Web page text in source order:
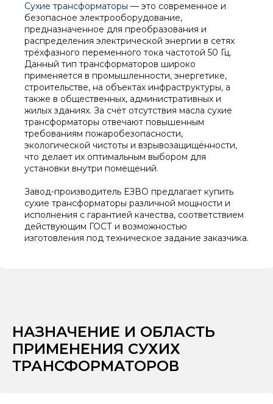
Сухие трансформаторы — это современное и
безопасное электрооборудование,
предназначенное для преобразования и
распределения электрической энергии в сетях
трёхфазного переменного тока частотой 50 Гц.
Данный тип трансформаторов широко
применяется в промышленности, энергетике,
строительстве, на объектах инфраструктуры, а
также в общественных, административных и
жилых зданиях. За счёт отсутствия масла сухие
трансформаторы отвечают повышенным
требованиям пожаробезопасности,
экологической чистоты и взрывозащищённости,
что делает их оптимальным выбором для
установки внутри помещений.
Завод-производитель ЕЗВО предлагает купить
сухие трансформаторы различной мощности и
исполнения с гарантией качества, соответствием
действующим ГОСТ и возможностью
изготовления под техническое задание заказчика.
НАЗНАЧЕНИЕ И ОБЛАСТЬ
ПРИМЕНЕНИЯ СУХИХ
ТРАНСФОРМАТОРОВ